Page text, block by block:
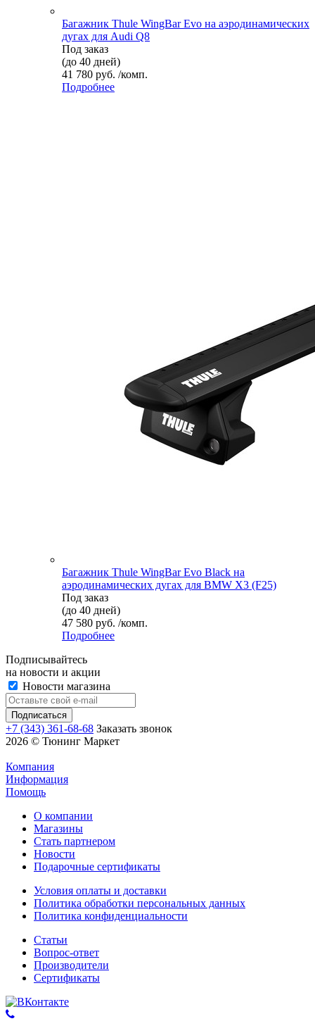
Багажник Thule WingBar Evo на аэродинамических
дугах для Audi Q8
Под заказ
(до 40 дней)
41 780 руб. /комп.
Подробнее
Багажник Thule WingBar Evo Black на
аэродинамических дугах для BMW X3 (F25)
Под заказ
(до 40 дней)
47 580 руб. /комп.
Подробнее
Подписывайтесь
на новости и акции
Новости магазина
+7 (343) 361-68-68 Заказать звонок
2026 © Тюнинг Маркет
Компания
Информация
Помощь
О компании
Магазины
Стать партнером
Новости
Подарочные сертификаты
Условия оплаты и доставки
Политика обработки персональных данных
Политика конфиденциальности
Статьи
Вопрос-ответ
Производители
Сертификаты